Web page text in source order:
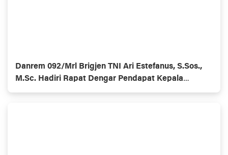
Danrem 092/Mrl Brigjen TNI Ari Estefanus, S.Sos.,
M.Sc. Hadiri Rapat Dengar Pendapat Kepala
Daerah Se-Provinsi Kalimantan Utara